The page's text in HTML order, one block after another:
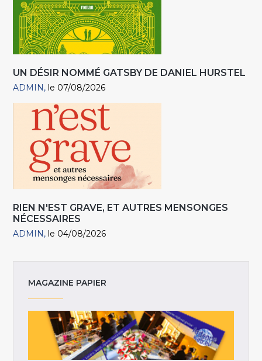
UN DÉSIR NOMMÉ GATSBY DE DANIEL HURSTEL
ADMIN le 07/08/2026
RIEN N'EST GRAVE, ET AUTRES MENSONGES
NÉCESSAIRES
ADMIN le 04/08/2026
MAGAZINE PAPIER